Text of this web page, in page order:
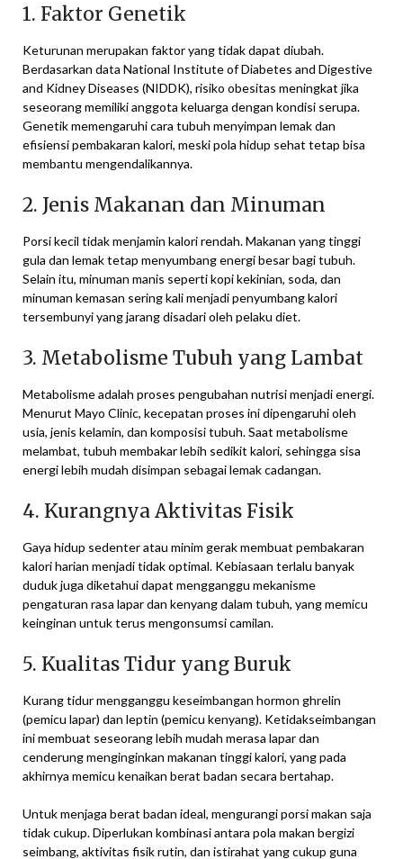
1. Faktor Genetik
Keturunan merupakan faktor yang tidak dapat diubah.
Berdasarkan data National Institute of Diabetes and Digestive
and Kidney Diseases (NIDDK), risiko obesitas meningkat jika
seseorang memiliki anggota keluarga dengan kondisi serupa.
Genetik memengaruhi cara tubuh menyimpan lemak dan
efisiensi pembakaran kalori, meski pola hidup sehat tetap bisa
membantu mengendalikannya.
2. Jenis Makanan dan Minuman
Porsi kecil tidak menjamin kalori rendah. Makanan yang tinggi
gula dan lemak tetap menyumbang energi besar bagi tubuh.
Selain itu, minuman manis seperti kopi kekinian, soda, dan
minuman kemasan sering kali menjadi penyumbang kalori
tersembunyi yang jarang disadari oleh pelaku diet.
3. Metabolisme Tubuh yang Lambat
Metabolisme adalah proses pengubahan nutrisi menjadi energi.
Menurut Mayo Clinic, kecepatan proses ini dipengaruhi oleh
usia, jenis kelamin, dan komposisi tubuh. Saat metabolisme
melambat, tubuh membakar lebih sedikit kalori, sehingga sisa
energi lebih mudah disimpan sebagai lemak cadangan.
4. Kurangnya Aktivitas Fisik
Gaya hidup sedenter atau minim gerak membuat pembakaran
kalori harian menjadi tidak optimal. Kebiasaan terlalu banyak
duduk juga diketahui dapat mengganggu mekanisme
pengaturan rasa lapar dan kenyang dalam tubuh, yang memicu
keinginan untuk terus mengonsumsi camilan.
5. Kualitas Tidur yang Buruk
Kurang tidur mengganggu keseimbangan hormon ghrelin
(pemicu lapar) dan leptin (pemicu kenyang). Ketidakseimbangan
ini membuat seseorang lebih mudah merasa lapar dan
cenderung menginginkan makanan tinggi kalori, yang pada
akhirnya memicu kenaikan berat badan secara bertahap.
Untuk menjaga berat badan ideal, mengurangi porsi makan saja
tidak cukup. Diperlukan kombinasi antara pola makan bergizi
seimbang, aktivitas fisik rutin, dan istirahat yang cukup guna